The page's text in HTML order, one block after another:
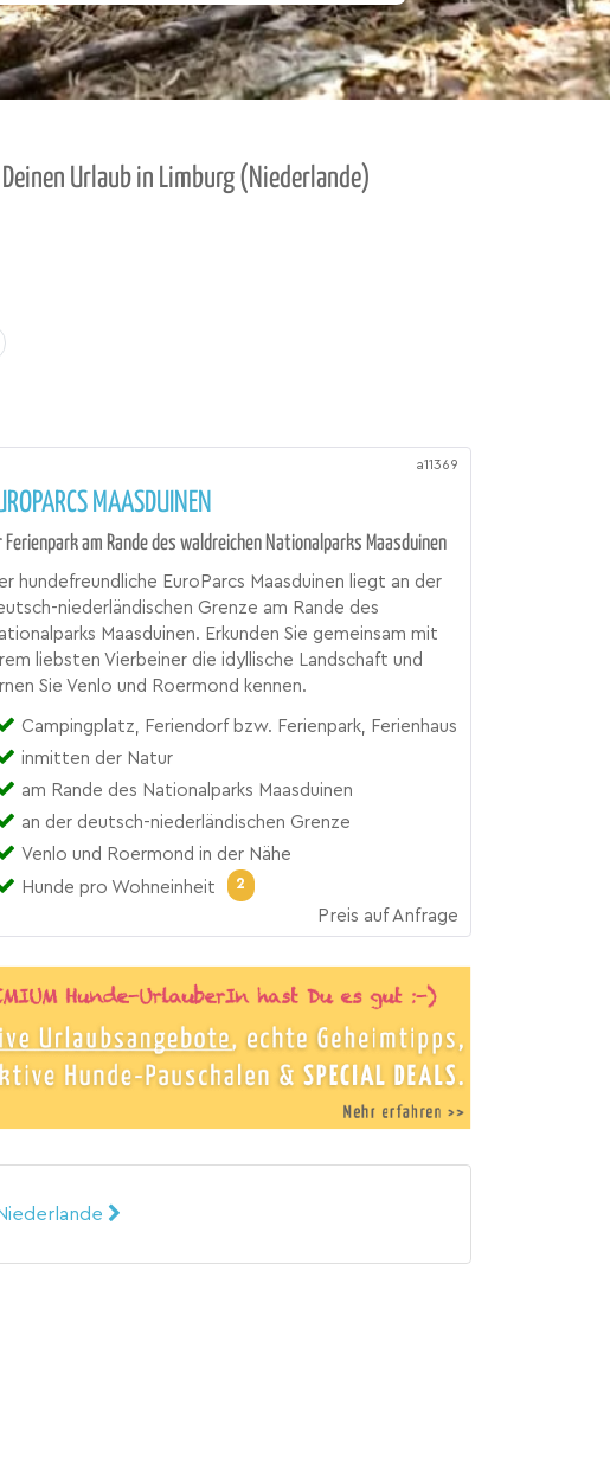
Urlaub in Limburg (Niederlande)
a11369
MAASDUINEN
Ferienpark am Rande des waldreichen Nationalparks Maasduinen
hundefreundliche EuroParcs Maasduinen liegt an der
niederländischen Grenze am Rande des
Maasduinen. Erkunden Sie gemeinsam mit
liebsten Vierbeiner die idyllische Landschaft und
Sie Venlo und Roermond kennen.
Campingplatz, Feriendorf bzw. Ferienpark, Ferienhaus
inmitten der Natur
am Rande des Nationalparks Maasduinen
an der deutsch-niederländischen Grenze
Venlo und Roermond in der Nähe
Hunde pro Wohneinheit
2
Preis auf Anfrage